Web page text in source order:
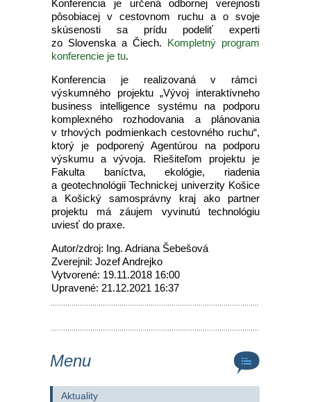
Konferencia je určená odbornej verejnosti
pôsobiacej v cestovnom ruchu a o svoje
skúsenosti sa prídu podeliť experti
zo Slovenska a Čiech. Kompletný program
konferencie je tu.
Konferencia je realizovaná v rámci
výskumného projektu „Vývoj interaktívneho
business intelligence systému na podporu
komplexného rozhodovania a plánovania
v trhových podmienkach cestovného ruchu“,
ktorý je podporený Agentúrou na podporu
výskumu a vývoja. Riešiteľom projektu je
Fakulta baníctva, ekológie, riadenia
a geotechnológii Technickej univerzity Košice
a Košický samosprávny kraj ako partner
projektu má záujem vyvinutú technológiu
uviesť do praxe.
Autor/zdroj: Ing. Adriana Šebešová
Zverejnil: Jozef Andrejko
Vytvorené: 19.11.2018 16:00
Upravené: 21.12.2021 16:37
Menu
Aktuality